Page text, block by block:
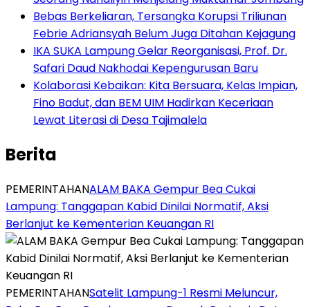
Bebas Berkeliaran, Tersangka Korupsi Triliunan
Febrie Adriansyah Belum Juga Ditahan Kejagung
IKA SUKA Lampung Gelar Reorganisasi, Prof. Dr.
Safari Daud Nakhodai Kepengurusan Baru
Kolaborasi Kebaikan: Kita Bersuara, Kelas Impian,
Fino Badut, dan BEM UIM Hadirkan Keceriaan
Lewat Literasi di Desa Tajimalela
Berita
PEMERINTAHANALAM BAKA Gempur Bea Cukai
Lampung: Tanggapan Kabid Dinilai Normatif, Aksi
Berlanjut ke Kementerian Keuangan RI
PEMERINTAHANSatelit Lampung-1 Resmi Meluncur,